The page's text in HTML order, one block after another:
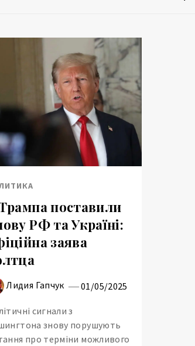
поставили
РФ та Україні:
заява
Лидия Гапчук 01/05/2025
сигнали з
знову порушують
про терміни можливого